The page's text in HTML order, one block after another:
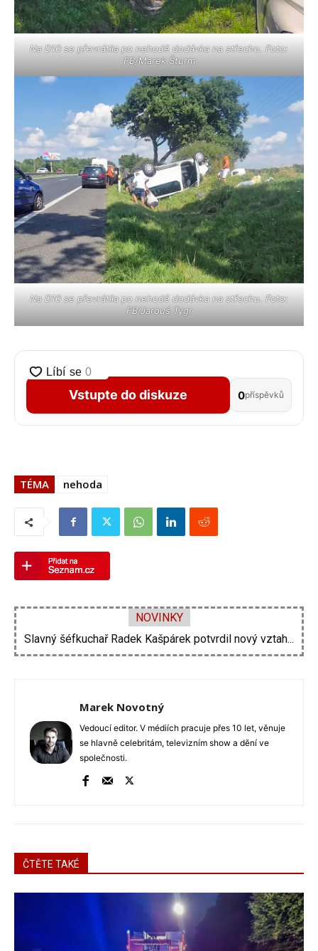
Na D10 se převrátila po nehodě dodávka na střechu. Foto:
FB/Marek Šturm
Na D10 se převrátila po nehodě dodávka na střechu. Foto:
FB/Jarouš Tygr
Vstupte do diskuze 0příspěvků
TÉMA nehoda
NOVINKY
Slavný šéfkuchař Radek Kašpárek potvrdil nový vztah...
Vojtěch Dyk na diskotéce imitoval Miloše Zemana....
Marek Novotný
Vedoucí editor. V médiích pracuje přes 10 let, věnuje
se hlavně celebritám, televizním show a dění ve
společnosti.
ČTĚTE TAKÉ